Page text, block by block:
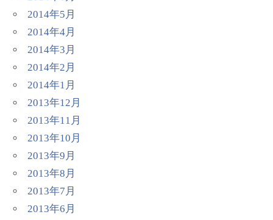
2014年5月
2014年4月
2014年3月
2014年2月
2014年1月
2013年12月
2013年11月
2013年10月
2013年9月
2013年8月
2013年7月
2013年6月